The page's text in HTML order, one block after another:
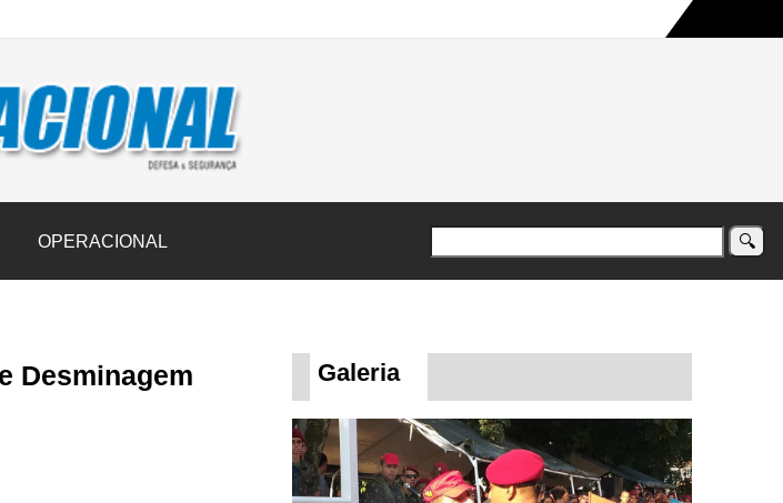
de donativos ao Rio Grande do Sul na maior campanha humanitária já registrada no país
OPERACIONAL
Desminagem
Galeria